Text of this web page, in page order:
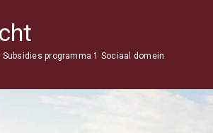
Subsidies programma 1 Sociaal domein